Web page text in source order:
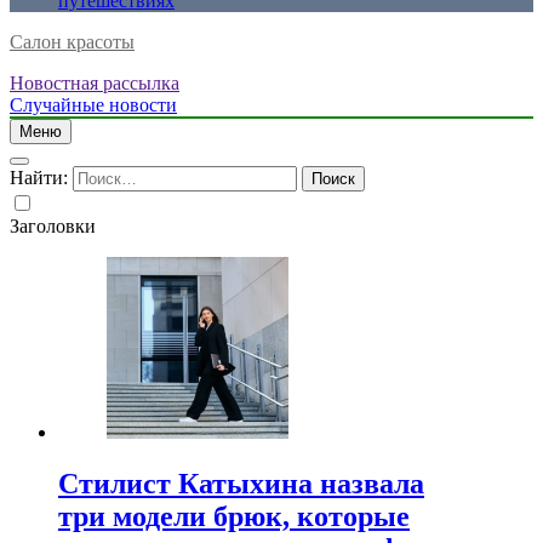
Салон красоты
Новостная рассылка
Случайные новости
Меню
Найти:
Заголовки
Стилист Катыхина назвала
три модели брюк, которые